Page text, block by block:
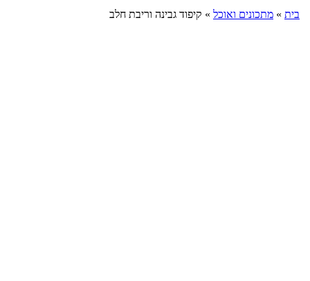
בית » מתכונים ואוכל » קיפוד גבינה וריבת חלב